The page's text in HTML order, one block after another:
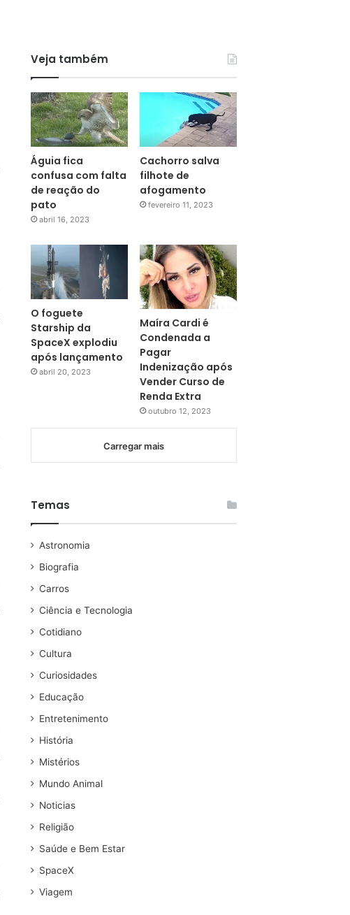
Veja também
Águia fica
confusa com falta
de reação do
pato
abril 16, 2023
Cachorro salva
filhote de
afogamento
fevereiro 11, 2023
O foguete
Starship da
SpaceX explodiu
após lançamento
abril 20, 2023
Maíra Cardi é
Condenada a
Pagar
Indenização após
Vender Curso de
Renda Extra
outubro 12, 2023
Carregar mais
Temas
Astronomia
Biografia
Carros
Ciência e Tecnologia
Cotidiano
Cultura
Curiosidades
Educação
Entretenimento
História
Mistérios
Mundo Animal
Noticias
Religião
Saúde e Bem Estar
SpaceX
Viagem